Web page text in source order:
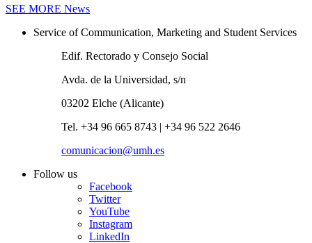
SEE MORE News
Service of Communication, Marketing and Student Services
Edif. Rectorado y Consejo Social
Avda. de la Universidad, s/n
03202 Elche (Alicante)
Tel. +34 96 665 8743 | +34 96 522 2646
comunicacion@umh.es
Follow us
Facebook
Twitter
YouTube
Instagram
LinkedIn